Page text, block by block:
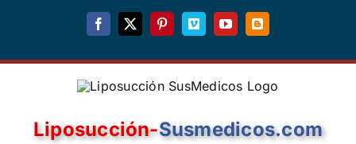
Facebook
X PinterestVimeoYouTubeBlogger
Liposucción-Susmedicos.com